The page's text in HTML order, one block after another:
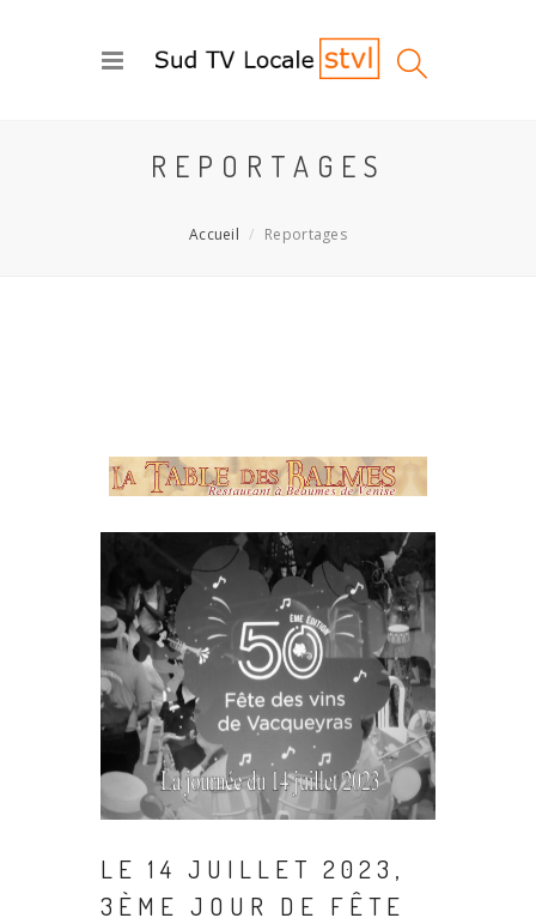
REPORTAGES
Accueil Reportages
LE 14 JUILLET 2023,
3ÈME JOUR DE FÊTE